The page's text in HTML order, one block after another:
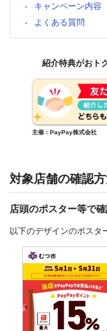
キャンペーン内容
よくある質問
紹介特典がおト
主催：PayPay株式会社
対象店舗の確認
店頭のポスター等で
以下のデザインのポスタ